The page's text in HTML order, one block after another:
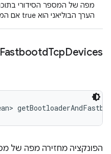
הערך הבוליאני הוא true אם המכשיר נמצא ב-fastbootd
TcpDevices
הפונקציה מחזירה מפה של